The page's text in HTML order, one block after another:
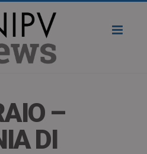
–
DI